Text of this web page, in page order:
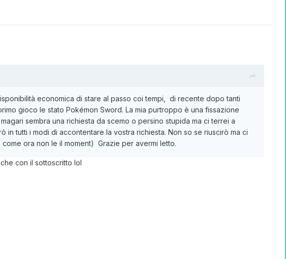
economica di stare al passo coi tempi, di recente dopo tanti
gioco le stato Pokémon Sword. La mia purtroppo è una fissazione
sembra una richiesta da scemo o persino stupida ma ci terrei a
tutti i modi di accontentare la vostra richiesta. Non so se riuscirò ma ci
ora non le il moment) Grazie per avermi letto.
con il sottoscritto lol